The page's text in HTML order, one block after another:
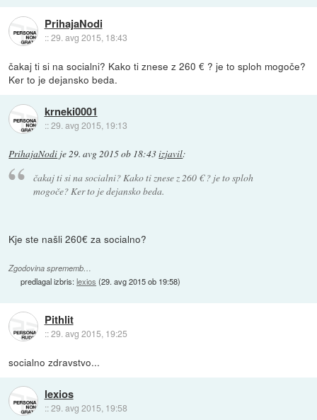
PrihajaNodi
::29. avg 2015, 18:43
čakaj ti si na socialni? Kako ti znese z 260 € ? je to sploh mogoče?
Ker to je dejansko beda.
krneki0001
::29. avg 2015, 19:13
PrihajaNodi je29. avg 2015 ob 18:43izjavil:
čakaj ti si na socialni? Kako ti znese z 260 € ? je to sploh
mogoče? Ker to je dejansko beda.
Kje ste našli 260€ za socialno?
Zgodovina sprememb…
predlagal izbris:lexios (29. avg 2015 ob 19:58)
Pithlit
::29. avg 2015, 19:25
socialno zdravstvo...
lexios
::29. avg 2015, 19:58